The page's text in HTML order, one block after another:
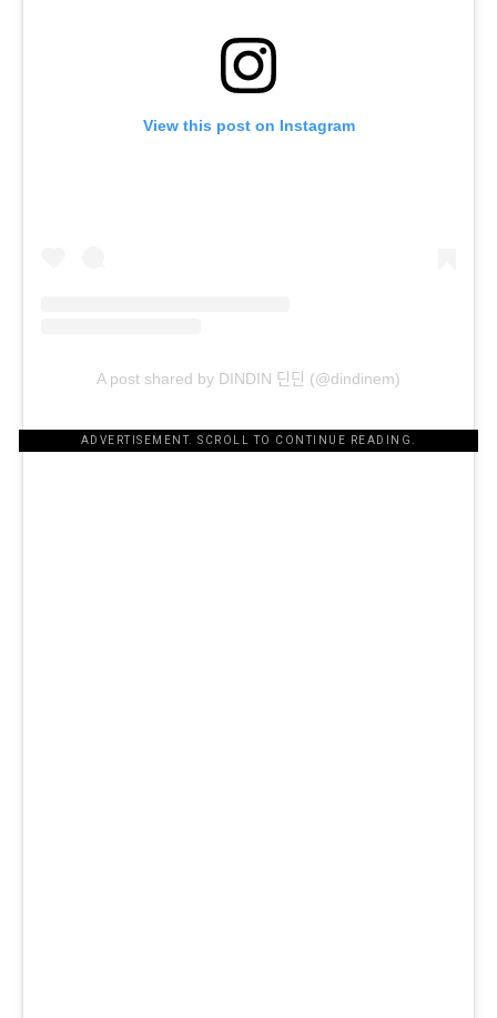
View this post on Instagram
A post shared by DINDIN 딘딘 (@dindinem)
ADVERTISEMENT. SCROLL TO CONTINUE READING.